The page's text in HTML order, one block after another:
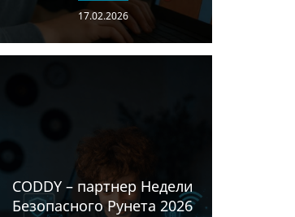
17.02.2026
CODDY – партнер Недели
Безопасного Рунета 2026